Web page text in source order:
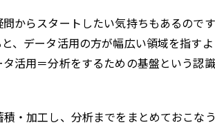
からスタートしたい気持ちもあるのです
、データ活用の方が幅広い領域を指すよ
活用＝分析をするための基盤という認識
・加工し、分析までをまとめておこなう